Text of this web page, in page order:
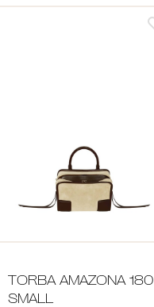
TORBA AMAZONA 180
SMALL